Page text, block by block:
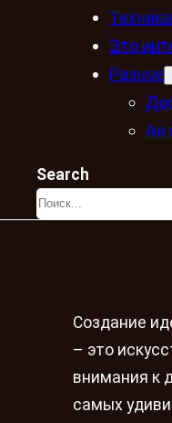
Техника
Это
Разное
Search
Создание
– это
внимания к
самых